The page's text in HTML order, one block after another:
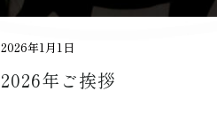
2026年1月1日
2026年ご挨拶